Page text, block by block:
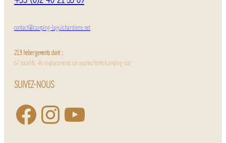
contact@camping-laguichardiere.net
213 hébergements dont :
67 locatifs, 46 emplacements caravanes/tente/camping-car
SUIVEZ-NOUS